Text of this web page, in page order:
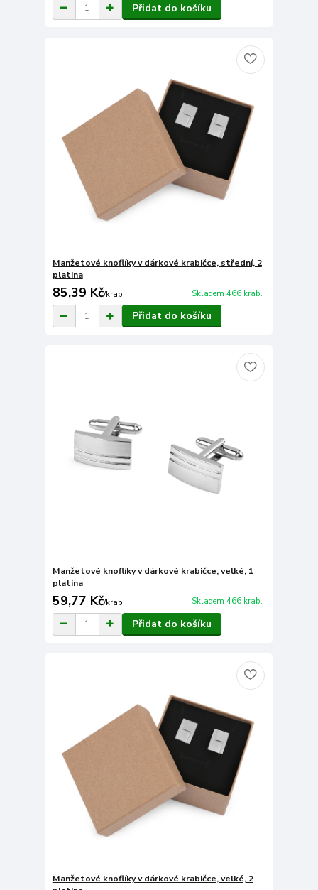
Přidat do košíku
Manžetové knoflíky v dárkové krabičce, střední, 2
platina
85,39 Kč/krab. Skladem 466 krab.
Přidat do košíku
Manžetové knoflíky v dárkové krabičce, velké, 1
platina
59,77 Kč/krab. Skladem 466 krab.
Přidat do košíku
Manžetové knoflíky v dárkové krabičce, velké, 2